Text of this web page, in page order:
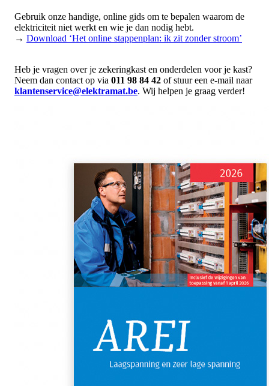
Gebruik onze handige, online gids om te bepalen waarom de
elektriciteit niet werkt en wie je dan nodig hebt.
→ Download ‘Het online stappenplan: ik zit zonder stroom’
Heb je vragen over je zekeringkast en onderdelen voor je kast?
Neem dan contact op via 011 98 84 42 of stuur een e-mail naar
klantenservice@elektramat.be. Wij helpen je graag verder!